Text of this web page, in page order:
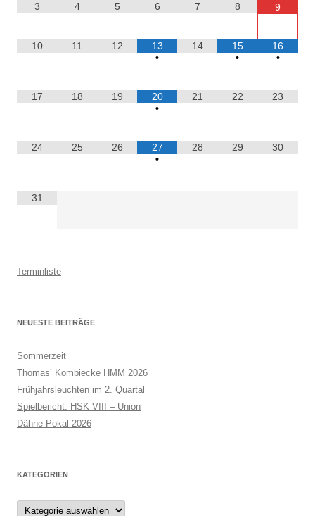
3 4 5 6 7 8 9
10 11 12
13
•
14
15
•
16
•
17 18 19
20
•
21 22 23
24 25 26
27
•
28 29 30
31
Terminliste
NEUESTE BEITRÄGE
Sommerzeit
Thomas’ Kombiecke HMM 2026
Frühjahrsleuchten im 2. Quartal
Spielbericht: HSK VIII – Union
Dähne-Pokal 2026
KATEGORIEN
Kategorien